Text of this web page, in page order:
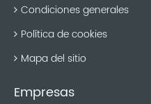
Condiciones generales
Política de cookies
Mapa del sitio
Empresas